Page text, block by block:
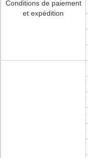
Conditions de paiement
et expédition